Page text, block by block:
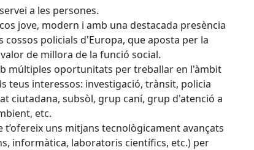
a les persones.
jove, modern i amb una destacada presència
cossos policials d'Europa, que aposta per la
de millora de la funció social.
múltiples oportunitats per treballar en l'àmbit
teus interessos: investigació, trànsit, policia
ciutadana, subsòl, grup caní, grup d'atenció a
etc.
t’ofereix uns mitjans tecnològicament avançats
informàtica, laboratoris científics, etc.) per